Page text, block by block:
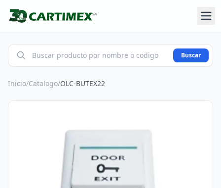
Buscar
Inicio/Catalogo/OLC-BUTEX22